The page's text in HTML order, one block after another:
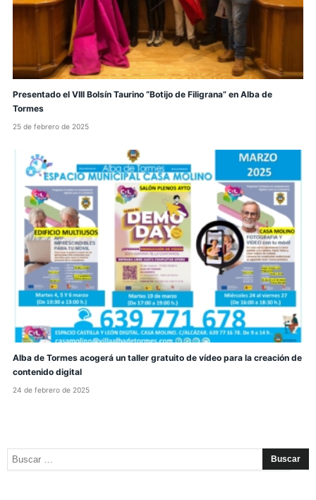
Presentado el VIII Bolsín Taurino “Botijo de Filigrana” en Alba de
Tormes
25 de febrero de 2025
Alba de Tormes acogerá un taller gratuito de vídeo para la creación de
contenido digital
24 de febrero de 2025